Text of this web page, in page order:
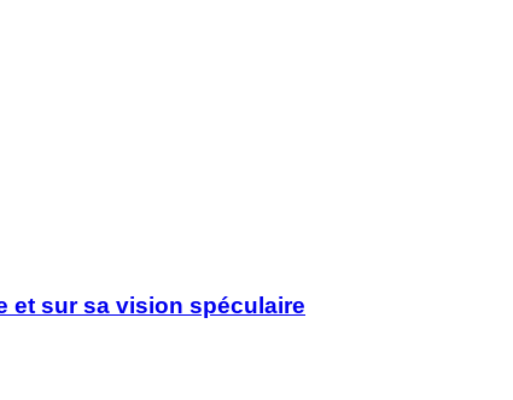
et sur sa vision spéculaire